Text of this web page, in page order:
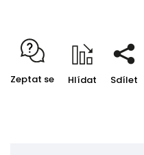
Zeptat se Hlídat Sdílet